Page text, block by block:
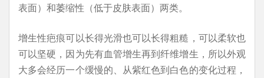
表面）和萎缩性（低于皮肤表面）两类。
增生性疤痕可以长得光滑也可以长得粗糙，可以柔软也
可以坚硬，因为先有血管增生再到纤维增生，所以外观
大多会经历一个缓慢的、从紫红色到白色的变化过程，